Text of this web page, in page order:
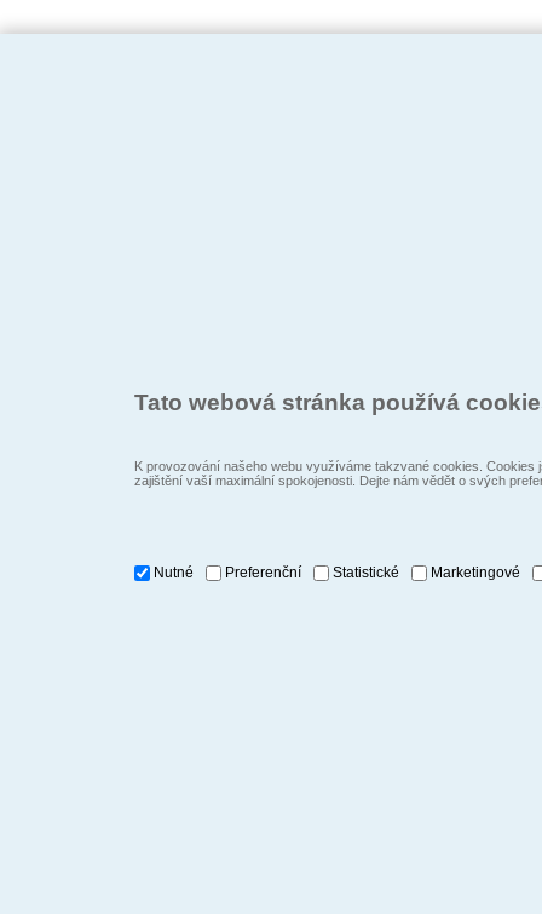
Tato webová stránka používá
K provozování našeho webu využíváme takzvané cookies.
zajištění vaší maximální spokojenosti. Dejte nám vědět o svých
Nutné Preferenční Statistické Marketingové